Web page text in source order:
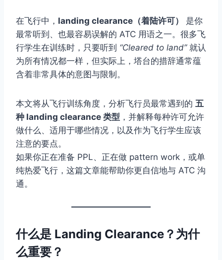
在飞行中， landing clearance（着陆许可）
是你
最常听到、也最容易误解的 ATC 用语之一。很多飞
行学生在训练时，只要听到 “Cleared to land”就认
为所有情况都一样，但实际上，塔台的措辞通常蕴
含着非常具体的意图与限制。
本文将从飞行训练角度，分析飞行员最常遇到的 五
种 landing clearance 类型 ，并解释每种许可允许
做什么、适用于哪些情况，以及作为飞行学生应该
注意的要点。
如果你正在准备 PPL、正在做 pattern work，或单
纯热爱飞行，这篇文章能帮助你更自信地与 ATC 沟
通。
什么是 Landing Clearance？为什
么重要？